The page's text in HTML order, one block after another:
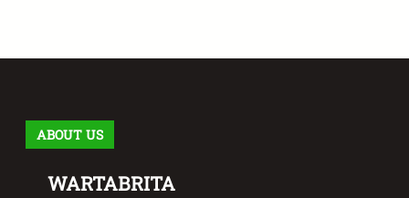
ABOUT US
WARTABRITA